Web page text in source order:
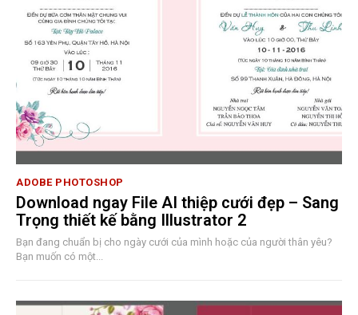
ADOBE PHOTOSHOP
Download ngay File AI thiệp cưới đẹp – Sang
Trọng thiết kế bằng Illustrator 2
Bạn đang chuẩn bị cho ngày cưới của mình hoặc của người thân yêu?
Bạn muốn có một...